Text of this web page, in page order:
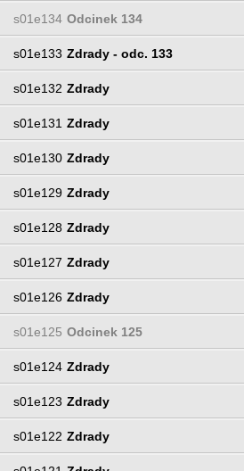
s01e134 Odcinek 134
s01e133 Zdrady - odc. 133
s01e132 Zdrady
s01e131 Zdrady
s01e130 Zdrady
s01e129 Zdrady
s01e128 Zdrady
s01e127 Zdrady
s01e126 Zdrady
s01e125 Odcinek 125
s01e124 Zdrady
s01e123 Zdrady
s01e122 Zdrady